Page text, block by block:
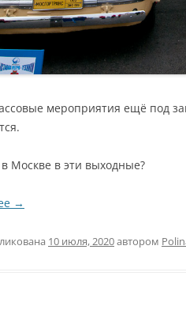
мероприятия ещё под
Москве в эти выходные?
→
10 июля, 2020автором